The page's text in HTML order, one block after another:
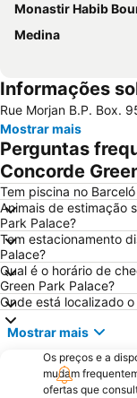
Monastir Habib Bourguiba
Medina
Informações
Rue Morjan B.P. Box.
Mostrar mais
Perguntas
Concorde
Tem piscina no
Animais de estimação
Park Palace?
Tem estacionamento
Palace?
Qual é o horário de
Green Park Palace?
Onde está localizado
Mostrar mais
Os preços e a
mudam
ofertas que